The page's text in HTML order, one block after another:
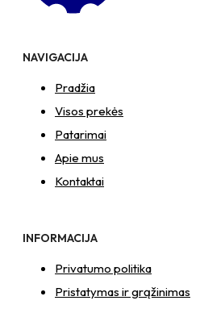
NAVIGACIJA
Pradžia
Visos prekės
Patarimai
Apie mus
Kontaktai
INFORMACIJA
Privatumo politika
Pristatymas ir grąžinimas